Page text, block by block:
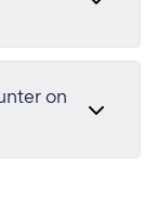
on